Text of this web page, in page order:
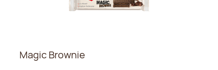
Magic Brownie